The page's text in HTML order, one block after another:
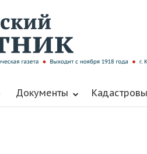
Документы